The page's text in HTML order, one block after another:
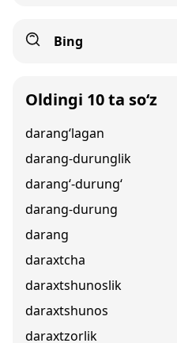
Bing
Oldingi 10 ta so‘z
darang‘lagan
darang-durunglik
darang‘-durung‘
darang-durung
darang
daraxtcha
daraxtshunoslik
daraxtshunos
daraxtzorlik